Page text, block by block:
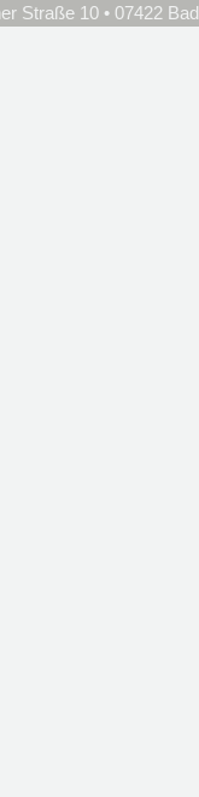
Straße 10 • 07422